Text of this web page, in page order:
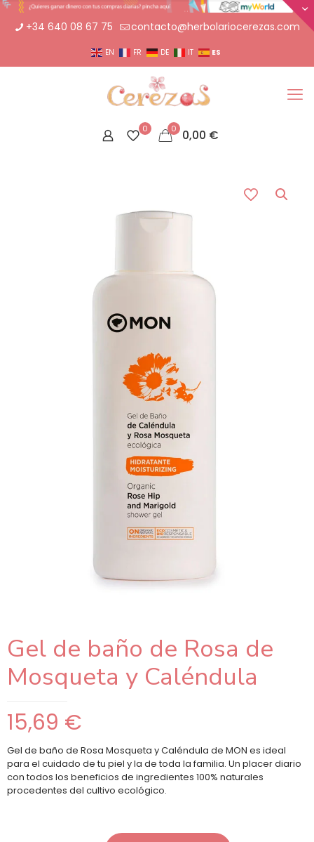
+34 640 08 67 75 contacto@herbolariocerezas.com
EN FR DE IT ES
0 0 0,00 €
Gel de baño de Rosa de
Mosqueta y Caléndula
15,69 €
Gel de baño de Rosa Mosqueta y Caléndula de MON es ideal
para el cuidado de tu piel y la de toda la familia. Un placer diario
con todos los beneficios de ingredientes 100% naturales
procedentes del cultivo ecológico.